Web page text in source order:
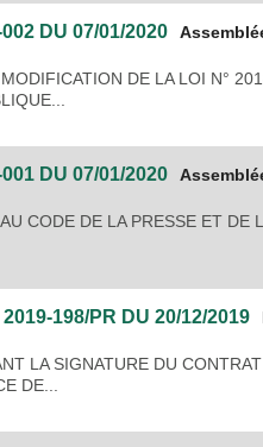
DU 07/01/2020
DE LA LOI N°
DU 07/01/2020
CODE DE LA PRESSE ET
2019-198/PR DU 20/12/2019
LA SIGNATURE DU
DE...